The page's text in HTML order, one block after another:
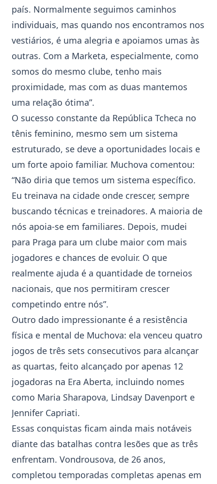
país. Normalmente seguimos caminhos
individuais, mas quando nos encontramos nos
vestiários, é uma alegria e apoiamos umas às
outras. Com a Marketa, especialmente, como
somos do mesmo clube, tenho mais
proximidade, mas com as duas mantemos
uma relação ótima”.
O sucesso constante da República Tcheca no
tênis feminino, mesmo sem um sistema
estruturado, se deve a oportunidades locais e
um forte apoio familiar. Muchova comentou:
“Não diria que temos um sistema específico.
Eu treinava na cidade onde crescer, sempre
buscando técnicas e treinadores. A maioria de
nós apoia-se em familiares. Depois, mudei
para Praga para um clube maior com mais
jogadores e chances de evoluir. O que
realmente ajuda é a quantidade de torneios
nacionais, que nos permitiram crescer
competindo entre nós”.
Outro dado impressionante é a resistência
física e mental de Muchova: ela venceu quatro
jogos de três sets consecutivos para alcançar
as quartas, feito alcançado por apenas 12
jogadoras na Era Aberta, incluindo nomes
como Maria Sharapova, Lindsay Davenport e
Jennifer Capriati.
Essas conquistas ficam ainda mais notáveis
diante das batalhas contra lesões que as três
enfrentam. Vondrousova, de 26 anos,
completou temporadas completas apenas em